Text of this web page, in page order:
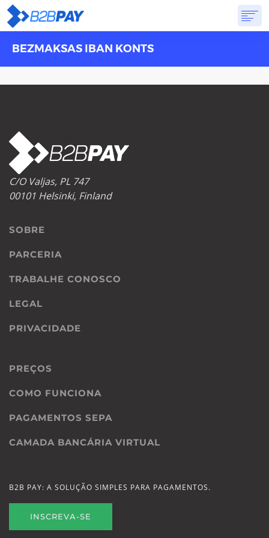
SOBRESOLUÇÕESBANCO VIRTUALPREÇOSRESPOSTAS
BEZMAKSAS IBAN KONTS
C/O Valjas, PL 747
00101 Helsinki, Finland
SOBRE
PARCERIA
TRABALHE CONOSCO
LEGAL
PRIVACIDADE
PREÇOS
COMO FUNCIONA
PAGAMENTOS SEPA
CAMADA BANCÁRIA VIRTUAL
B2B PAY: A SOLUÇÃO SIMPLES PARA PAGAMENTOS.
INSCREVA-SE